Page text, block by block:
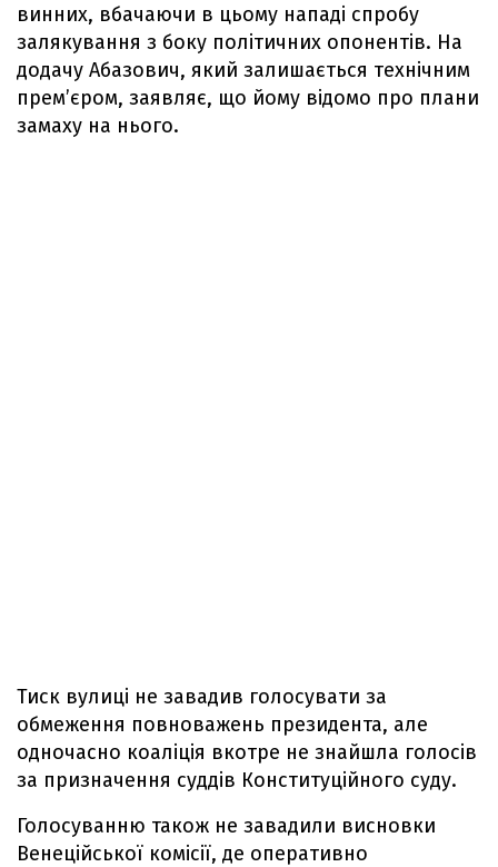
винних, вбачаючи в цьому нападі спробу
залякування з боку політичних опонентів. На
додачу Абазович, який залишається технічним
прем’єром, заявляє, що йому відомо про плани
замаху на нього.
Тиск вулиці не завадив голосувати за
обмеження повноважень президента, але
одночасно коаліція вкотре не знайшла голосів
за призначення суддів Конституційного суду.
Голосуванню також не завадили висновки
Венеційської комісії, де оперативно